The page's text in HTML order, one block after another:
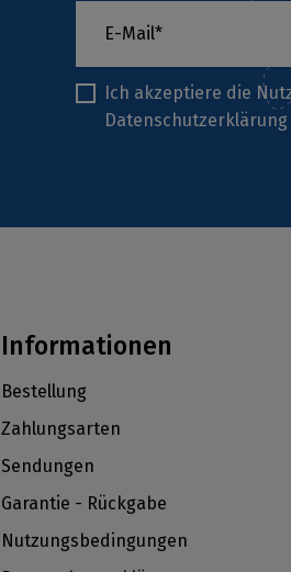
Ich akzeptiere die
Datenschutzerklärung
Informationen
Bestellung
Zahlungsarten
Sendungen
Garantie - Rückgabe
Nutzungsbedingungen